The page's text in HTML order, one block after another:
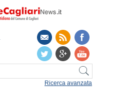
Ricerca avanzata